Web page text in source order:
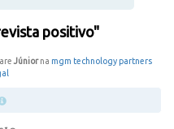
positivo"
Júniorna mgm technology partners